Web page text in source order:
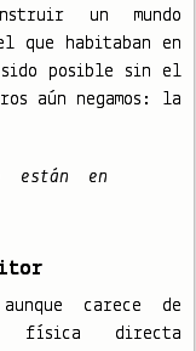
un mundo
que habitaban en
posible sin el
aún negamos: la
están en
carece de
física directa